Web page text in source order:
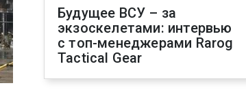
Будущее ВСУ – за
экзоскелетами: интервью
с топ-менеджерами Rarog
Tactical Gear